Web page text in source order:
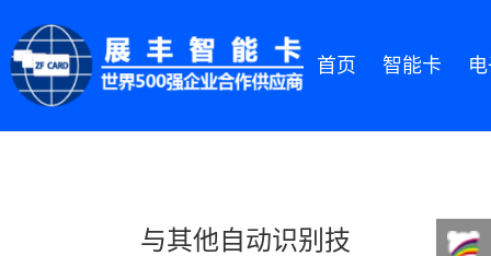
首页 智能卡
与其他自动识别技